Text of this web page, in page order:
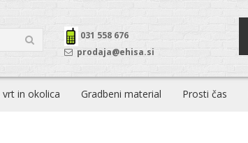
031 558 676
prodaja@ehisa.si
vrt in okolica Gradbeni material Prosti čas